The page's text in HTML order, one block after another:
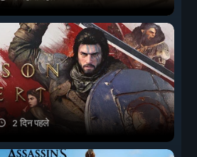
2 दिन पहले